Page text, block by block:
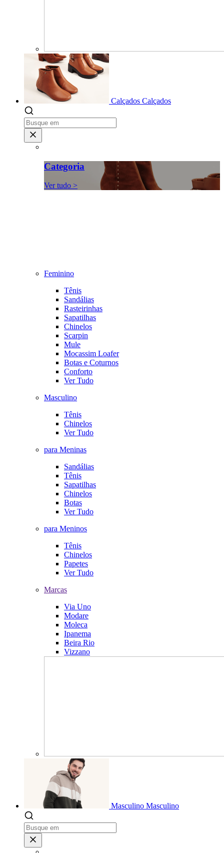
Calçados Calçados
Categoria
Ver tudo >
Feminino
Tênis
Sandálias
Rasteirinhas
Sapatilhas
Chinelos
Scarpin
Mule
Mocassim Loafer
Botas e Coturnos
Conforto
Ver Tudo
Masculino
Tênis
Chinelos
Ver Tudo
para Meninas
Sandálias
Tênis
Sapatilhas
Chinelos
Botas
Ver Tudo
para Meninos
Tênis
Chinelos
Papetes
Ver Tudo
Marcas
Via Uno
Modare
Moleca
Ipanema
Beira Rio
Vizzano
Masculino Masculino